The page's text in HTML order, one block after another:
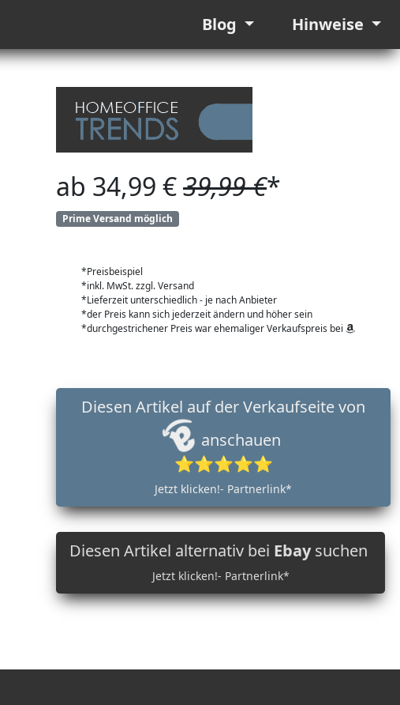
Blog Hinweise
ab 34,99 €39,99 €*
Prime Versand möglich
*Preisbeispiel
*inkl. MwSt. zzgl. Versand
*Lieferzeit unterschiedlich - je nach Anbieter
*der Preis kann sich jederzeit ändern und höher sein
*durchgestrichener Preis war ehemaliger Verkaufspreis bei
anschauen
⭐⭐⭐⭐⭐
Jetzt klicken!- Partnerlink*
Diesen Artikel alternativ bei Ebaysuchen
Jetzt klicken!- Partnerlink*